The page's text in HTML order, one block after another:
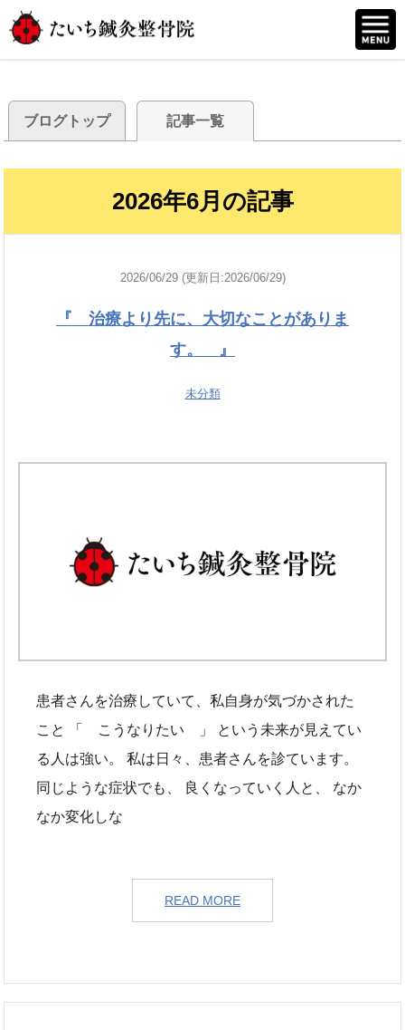
ブログトップ 記事一覧
2026年6月の記事
2026/06/29 (更新日:2026/06/29)
『 治療より先に、大切なことがありま
す。 』
未分類
患者さんを治療していて、私自身が気づかされた
こと 「 こうなりたい 」 という未来が見えてい
る人は強い。 私は日々、患者さんを診ています。
同じような症状でも、 良くなっていく人と、 なか
なか変化しな
READ MORE